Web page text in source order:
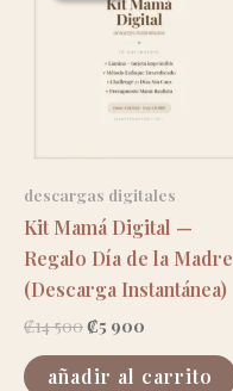
descargas digitales
Kit Mamá Digital —
Regalo Día de la Madre
(Descarga Instantánea)
₡14 500el
original
₡5 900
actual
añadir al carrito